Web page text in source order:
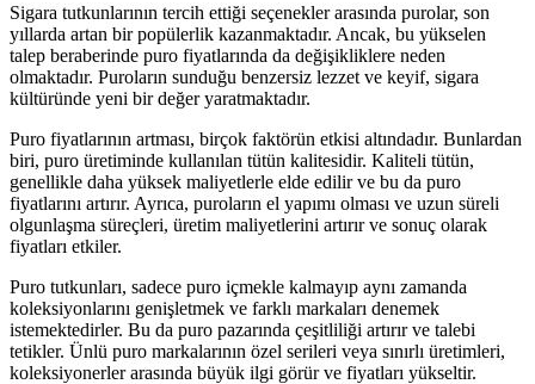
Sigara tutkunlarının tercih ettiği seçenekler arasında purolar, son
yıllarda artan bir popülerlik kazanmaktadır. Ancak, bu yükselen
talep beraberinde puro fiyatlarında da değişikliklere neden
olmaktadır. Puroların sunduğu benzersiz lezzet ve keyif, sigara
kültüründe yeni bir değer yaratmaktadır.
Puro fiyatlarının artması, birçok faktörün etkisi altındadır. Bunlardan
biri, puro üretiminde kullanılan tütün kalitesidir. Kaliteli tütün,
genellikle daha yüksek maliyetlerle elde edilir ve bu da puro
fiyatlarını artırır. Ayrıca, puroların el yapımı olması ve uzun süreli
olgunlaşma süreçleri, üretim maliyetlerini artırır ve sonuç olarak
fiyatları etkiler.
Puro tutkunları, sadece puro içmekle kalmayıp aynı zamanda
koleksiyonlarını genişletmek ve farklı markaları denemek
istemektedirler. Bu da puro pazarında çeşitliliği artırır ve talebi
tetikler. Ünlü puro markalarının özel serileri veya sınırlı üretimleri,
koleksiyonerler arasında büyük ilgi görür ve fiyatları yükseltir.